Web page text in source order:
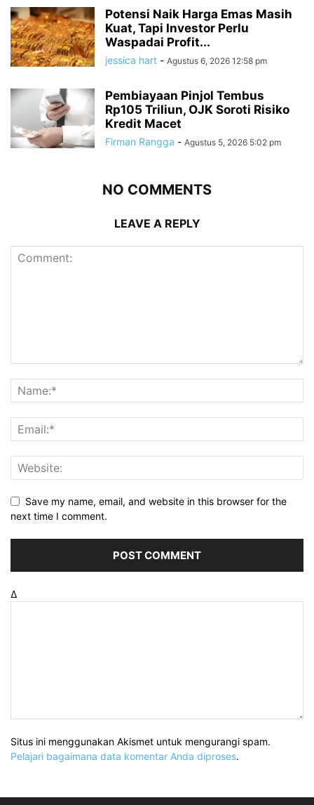
Potensi Naik Harga Emas Masih
Kuat, Tapi Investor Perlu
Waspadai Profit...
jessica hart - Agustus 6, 2026 12:58 pm
Pembiayaan Pinjol Tembus
Rp105 Triliun, OJK Soroti Risiko
Kredit Macet
Firman Rangga - Agustus 5, 2026 5:02 pm
NO COMMENTS
LEAVE A REPLY
Save my name, email, and website in this browser for the
next time I comment.
Δ
Situs ini menggunakan Akismet untuk mengurangi spam.
Pelajari bagaimana data komentar Anda diproses.